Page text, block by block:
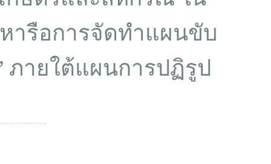
ารือการจัดทำแผนขับ
ภายใต้แผนการปฏิรูป